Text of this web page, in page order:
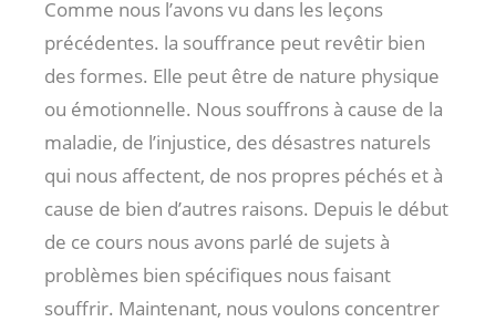
Comme nous l’avons vu dans les leçons
précédentes. la souffrance peut revêtir bien
des formes. Elle peut être de nature physique
ou émotionnelle. Nous souffrons à cause de la
maladie, de l’injustice, des désastres naturels
qui nous affectent, de nos propres péchés et à
cause de bien d’autres raisons. Depuis le début
de ce cours nous avons parlé de sujets à
problèmes bien spécifiques nous faisant
souffrir. Maintenant, nous voulons concentrer